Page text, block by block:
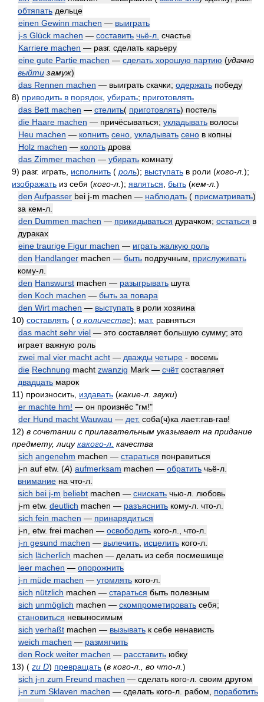
обтяпать дельце
einen Gewinn machen — выиграть
j-s Glück machen — составить чьё-л. счастье
Karriere machen — разг. сделать карьеру
eine gute Partie machen — сделать хорошую партию (удачно
выйти замуж)
das Rennen machen — выиграть скачки; одержать победу
8) приводить в порядок убирать; приготовлять
das Bett machen — стелить( приготовлять) постель
die Haare machen — причёсываться; укладывать волосы
Heu machen — копнить сено укладывать сено в копны
Holz machen — колоть дрова
das Zimmer machen — убирать комнату
9) разг. играть, исполнить ( роль); выступать в роли (кого-л. );
изображать из себя (кого-л. ); являться быть (кем-л. )
den Aufpasser bei j-m machen — наблюдать ( присматривать)
за кем-л.
den Dummen machen — прикидываться дурачком; остаться в
дураках
eine traurige Figur machen — играть жалкую роль
den Handlanger machen — быть подручным, прислуживать
кому-л.
den Hanswurst machen — разыгрывать шута
den Koch machen — быть за повара
den Wirt machen — выступать в роли хозяина
10) составлять ( о количестве); мат. равняться
das macht sehr viel — это составляет большую сумму; это
играет важную роль
zwei mal vier macht acht — дважды четыре - восемь
die Rechnung macht zwanzig Mark — счётсоставляет
двадцать марок
11) произносить, издавать (какие-л. звуки)
er machte hm! — он произнёс "гм!"
der Hund macht Wauwau — дет. соба(ч)ка лает:гав-гав!
12) в сочетании с прилагательным указывает на придание
предмету, лицукакого-л. качества
sich angenehm machen — стараться понравиться
j-n auf etw. (A) aufmerksam machen — обратить чьё-л.
внимание на что-л.
sich bei j-m beliebt machen — снискать чью-л. любовь
j-m etw. deutlich machen — разъяснить кому-л. что-л.
sich fein machen — принарядиться
j-n, etw. frei machen — освободить кого-л., что-л.
j-n gesund machen — вылечить исцелить кого-л.
sich lächerlich machen — делать из себя посмешище
leer machen — опорожнить
j-n müde machen — утомлять кого-л.
sich nützlich machen — стараться быть полезным
sich unmöglich machen — скомпрометировать себя;
становиться невыносимым
sich verhaßt machen — вызывать к себе ненависть
weich machen — размягчить
den Rock weiter machen — расставить юбку
13) ( zu D) превращать (в кого-л., во что-л. )
sich j-n zum Freund machen — сделать кого-л. своим другом
j-n zum Sklaven machen — сделать кого-л. рабом, поработить